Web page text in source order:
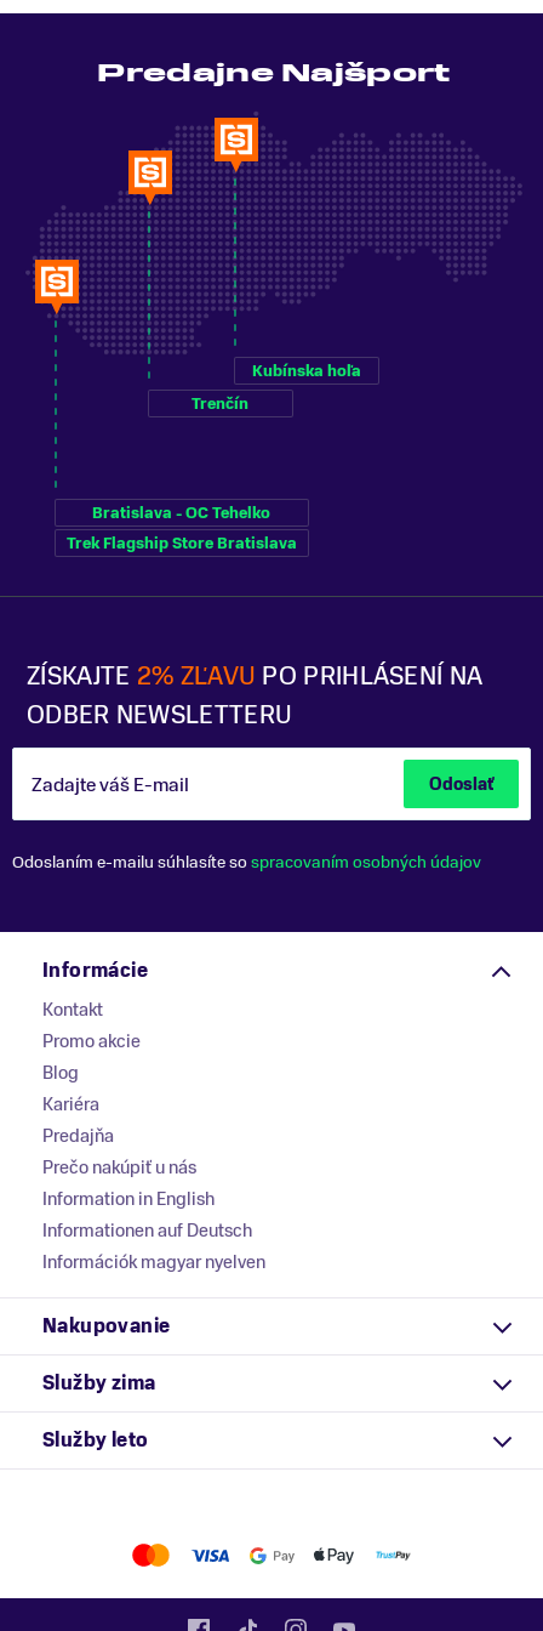
ZÍSKAJTE 2% ZĽAVU PO PRIHLÁSENÍ NA
ODBER NEWSLETTERU
Zadajte váš E-mail Odoslať
Odoslaním e-mailu súhlasíte sospracovaním osobných údajov
Predajne Najšport
Bratislava - OC Tehelko
Trek Flagship Store Bratislava
Trenčín
Kubínska hoľa
Informácie
Kontakt
Promo akcie
Blog
Kariéra
Predajňa
Prečo nakúpiť u nás
Information in English
Informationen auf Deutsch
Információk magyar nyelven
Nakupovanie
Služby zima
Služby leto